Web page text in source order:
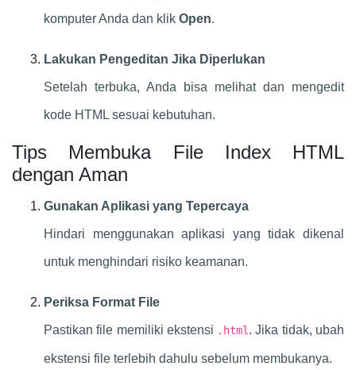
komputer Anda dan klik Open.
Lakukan Pengeditan Jika Diperlukan
Setelah terbuka, Anda bisa melihat dan mengedit
kode HTML sesuai kebutuhan.
Tips Membuka File Index HTML
dengan Aman
Gunakan Aplikasi yang Tepercaya
Hindari menggunakan aplikasi yang tidak dikenal
untuk menghindari risiko keamanan.
Periksa Format File
Pastikan file memiliki ekstensi .html . Jika tidak, ubah
ekstensi file terlebih dahulu sebelum membukanya.